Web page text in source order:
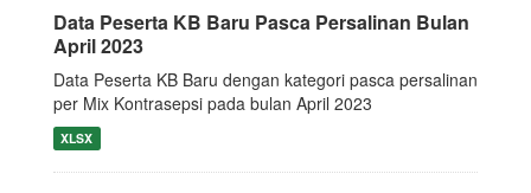
Data Peserta KB Baru Pasca Persalinan Bulan
April 2023
Data Peserta KB Baru dengan kategori pasca persalinan
per Mix Kontrasepsi pada bulan April 2023
XLSX